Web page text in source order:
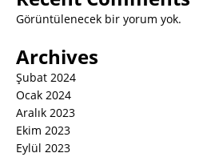
Görüntülenecek bir yorum yok.
Archives
Şubat 2024
Ocak 2024
Aralık 2023
Ekim 2023
Eylül 2023